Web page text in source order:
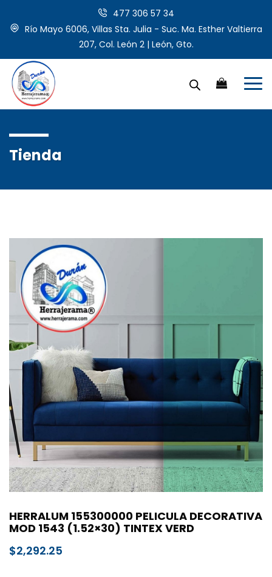
477 306 57 34
Río Mayo 6006, Villas Sta. Julia - Suc. Ma. Esther Valtierra
207, Col. León 2 | León, Gto.
Tienda
HERRALUM 155300000 PELICULA DECORATIVA
MOD 1543 (1.52×30) TINTEX VERD
$2,292.25